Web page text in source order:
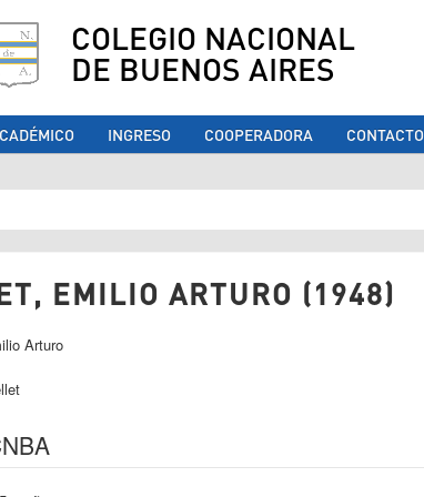
COLEGIO NACIONAL
DE BUENOS AIRES
INGRESO COOPERADORA CONTACTO
usted aquí
EMILIO ARTURO (1948)
Arturo